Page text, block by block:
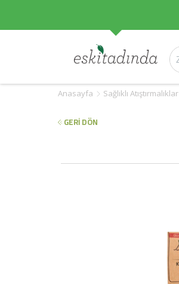
Anasayfa Sağlıklı Atıştırmalıklar
GERİ DÖN